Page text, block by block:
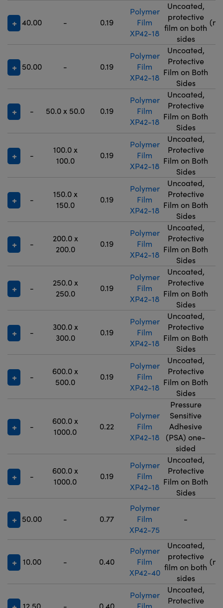
40.00 - 0.19
Polymer
Film
XP42-18
Uncoated,
protective
film on both
sides
50.00 - 0.19
Polymer
Film
XP42-18
Uncoated,
Protective
Film on Both
Sides
- 50.0 x 50.0 0.19
Polymer
Film
XP42-18
Uncoated,
Protective
Film on Both
Sides
-
100.0 x
100.0
0.19
Polymer
Film
XP42-18
Uncoated,
Protective
Film on Both
Sides
-
150.0 x
150.0
0.19
Polymer
Film
XP42-18
Uncoated,
Protective
Film on Both
Sides
-
200.0 x
200.0
0.19
Polymer
Film
XP42-18
Uncoated,
Protective
Film on Both
Sides
-
250.0 x
250.0
0.19
Polymer
Film
XP42-18
Uncoated,
Protective
Film on Both
Sides
-
300.0 x
300.0
0.19
Polymer
Film
XP42-18
Uncoated,
Protective
Film on Both
Sides
-
600.0 x
500.0
0.19
Polymer
Film
XP42-18
Uncoated,
Protective
Film on Both
Sides
-
600.0 x
1000.0
0.22
Polymer
Film
XP42-18
Pressure
Sensitive
Adhesive
(PSA) one-
sided
-
600.0 x
1000.0
0.19
Polymer
Film
XP42-18
Uncoated,
Protective
Film on Both
Sides
50.00 - 0.77
Polymer
Film
XP42-75
-
10.00 - 0.40
Polymer
Film
XP42-40
Uncoated,
protective
film on both
sides
12.50 - 0.40
Polymer
Film
Uncoated,
Protective